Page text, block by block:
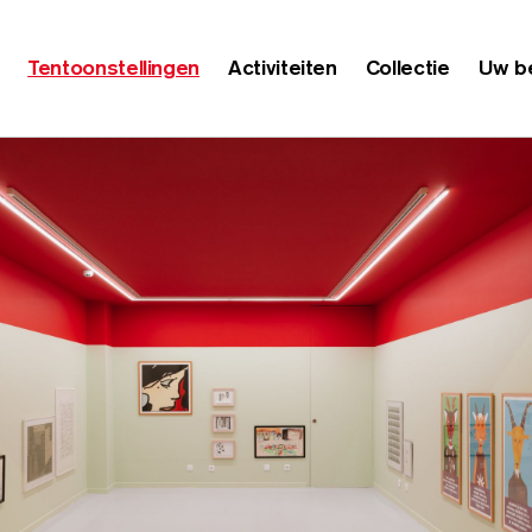
Tentoonstellingen Activiteiten Collectie Uw